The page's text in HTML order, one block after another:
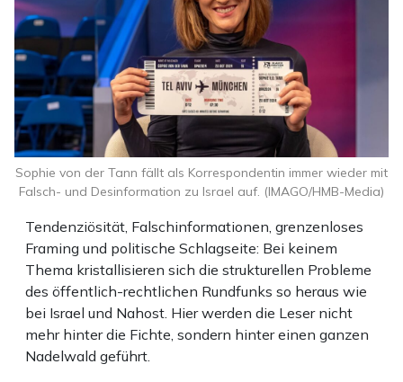
Tendenziösität, Falschinformationen, grenzenloses
Framing und politische Schlagseite: Bei keinem
Thema kristallisieren sich die strukturellen Probleme
des öffentlich-rechtlichen Rundfunks so heraus wie
bei Israel und Nahost. Hier werden die Leser nicht
mehr hinter die Fichte, sondern hinter einen ganzen
Nadelwald geführt.
Sophie von der Tann fällt als Korrespondentin immer wieder mit
Falsch- und Desinformation zu Israel auf. (IMAGO/HMB-Media)